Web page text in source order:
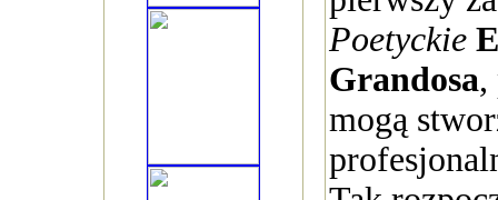
Poetyckie
Grandosa,
mogą